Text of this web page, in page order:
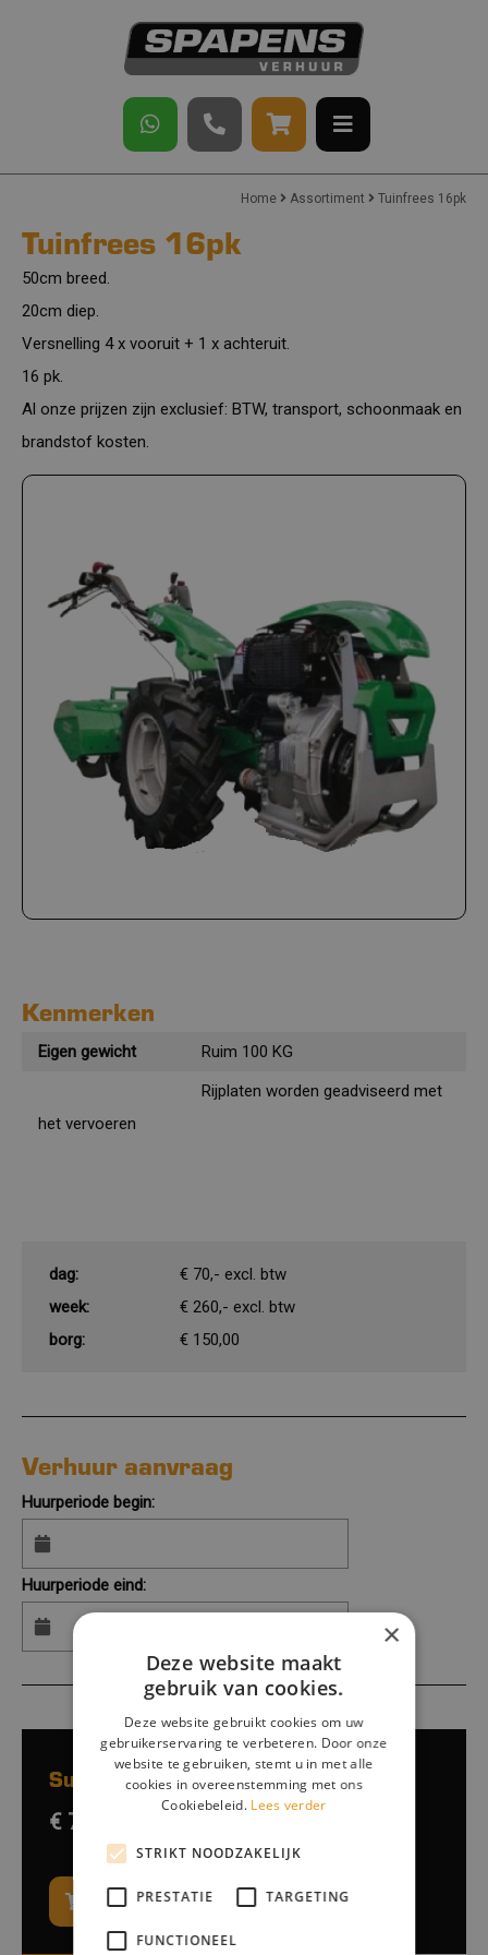
Home Assortiment Tuinfrees 16pk
Tuinfrees 16pk
50cm breed.
20cm diep.
Versnelling 4 x vooruit + 1 x achteruit.
16 pk.
Al onze prijzen zijn exclusief: BTW, transport, schoonmaak en
brandstof kosten.
Kenmerken
Eigen gewicht
Ruim 100 KG
Rijplaten worden geadviseerd met
het vervoeren
dag:
€ 70,- excl. btw
week:
€ 260,- excl. btw
borg:
€ 150,00
Verhuur aanvraag
Huurperiode begin:
Huurperiode eind:
Subtotaalprijs:
€ 70,-
In winkelwagen / Opties kiezen
×
Deze website maakt
gebruik van cookies.
Deze website gebruikt cookies om uw
gebruikerservaring te verbeteren. Door onze
website te gebruiken, stemt u in met alle
cookies in overeenstemming met ons
Cookiebeleid. Lees verder
STRIKT NOODZAKELIJK
PRESTATIE TARGETING
FUNCTIONEEL